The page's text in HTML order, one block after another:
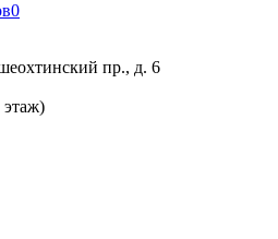
0
пр., д. 6
этаж)